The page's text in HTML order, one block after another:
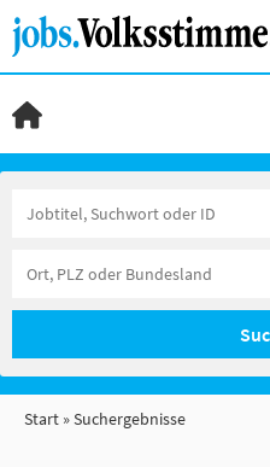
Start Suchergebnisse